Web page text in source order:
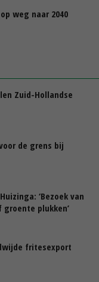
weg naar 2040
Zuid-Hollandse
de grens bij
‘Bezoek van
plukken’
fritesexport